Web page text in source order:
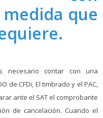
que
necesario contar con una
de CFDi, El timbrado y el PAC,
ante el SAT el comprobante
de cancelación. Cuando el